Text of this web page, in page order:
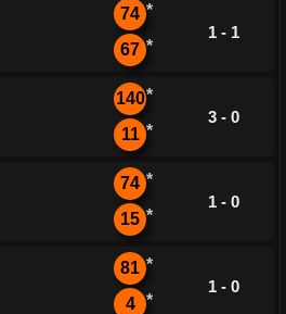
74 *
67 *
1 - 1
140*
11 *
3 - 0
74 *
15 *
1 - 0
81 *
4 *
1 - 0